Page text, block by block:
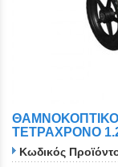
ΤΕΤΡΑΧΡΟΝΟ
Κωδικός